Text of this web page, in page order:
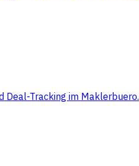
Deal-Tracking im Maklerbuero.